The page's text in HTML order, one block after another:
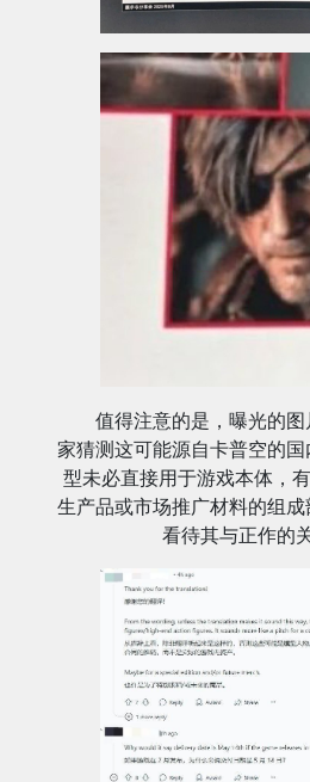
值得注意的是，曝光的
家猜测这可能源自卡普空的
型未必直接用于游戏本体，
生产品或市场推广材料的组
看待其与正作的